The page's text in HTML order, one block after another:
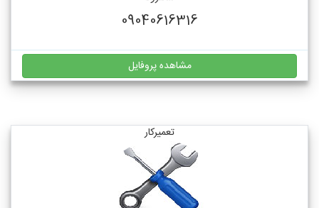
09040616316
مشاهده پروفایل
تعمیرکار